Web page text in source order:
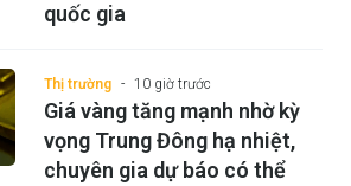
quốc gia
Thị trường 10 giờ trước
Giá vàng tăng mạnh nhờ kỳ
vọng Trung Đông hạ nhiệt,
chuyên gia dự báo có thể